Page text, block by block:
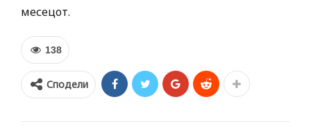
месецот.
138
Сподели